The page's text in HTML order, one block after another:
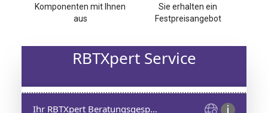
Komponenten mit Ihnen
aus
Sie erhalten ein
Festpreisangebot